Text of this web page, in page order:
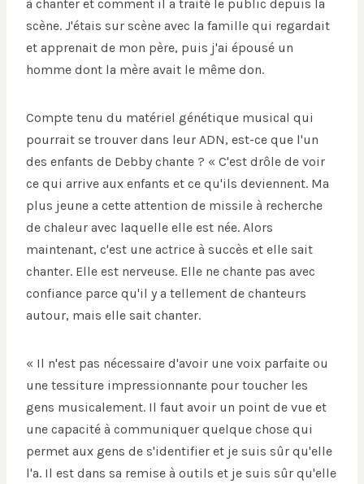
à chanter et comment il a traité le public depuis la
scène. J'étais sur scène avec la famille qui regardait
et apprenait de mon père, puis j'ai épousé un
homme dont la mère avait le même don.
Compte tenu du matériel génétique musical qui
pourrait se trouver dans leur ADN, est-ce que l'un
des enfants de Debby chante ? « C'est drôle de voir
ce qui arrive aux enfants et ce qu'ils deviennent. Ma
plus jeune a cette attention de missile à recherche
de chaleur avec laquelle elle est née. Alors
maintenant, c'est une actrice à succès et elle sait
chanter. Elle est nerveuse. Elle ne chante pas avec
confiance parce qu'il y a tellement de chanteurs
autour, mais elle sait chanter.
« Il n'est pas nécessaire d'avoir une voix parfaite ou
une tessiture impressionnante pour toucher les
gens musicalement. Il faut avoir un point de vue et
une capacité à communiquer quelque chose qui
permet aux gens de s'identifier et je suis sûr qu'elle
l'a. Il est dans sa remise à outils et je suis sûr qu'elle